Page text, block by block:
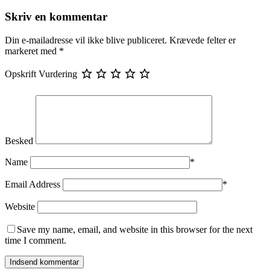
Skriv en kommentar
Din e-mailadresse vil ikke blive publiceret. Krævede felter er
markeret med *
Opskrift Vurdering
Besked
Name *
Email Address *
Website
Save my name, email, and website in this browser for the next
time I comment.